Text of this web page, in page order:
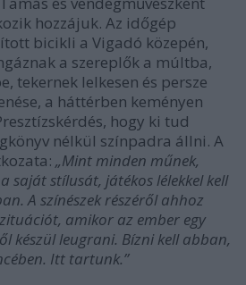
hozzájuk. Az időgép
bicikli a Vigadó közepén,
a szereplők a múltba,
tekernek lelkesen és persze
a háttérben keményen
hogy ki tud
nélkül színpadra állni. A
„Mint minden műnek,
saját stílusát, játékos lélekkel kell
A színészek részéről ahhoz
amikor az ember egy
készül leugrani. Bízni kell abban,
Itt tartunk.”